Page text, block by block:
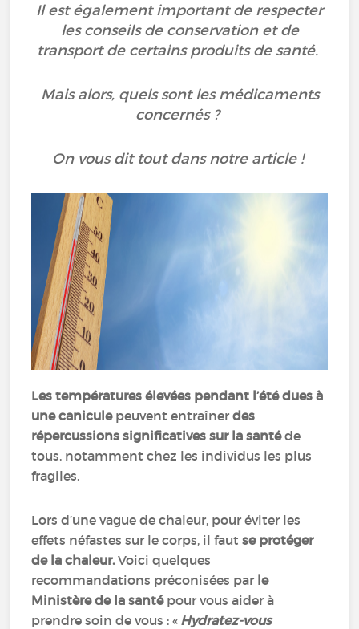
Il est également important de respecter
les conseils de conservation et de
transport de certains produits de santé.
Mais alors, quels sont les médicaments
concernés ?
On vous dit tout dans notre article !
Les températures élevées pendant l’été dues à
une caniculepeuvent entraînerdes
répercussions significatives sur la santéde
tous, notamment chez les individus les plus
fragiles.
Lors d’une vague de chaleur, pour éviter les
effets néfastes sur le corps, il fautse protéger
de la chaleur.Voici quelques
recommandations préconisées par le
Ministère de la santépour vous aider à
prendre soin de vous : « Hydratez-vous